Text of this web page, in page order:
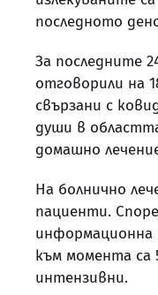
последното
За последните
отговорили на
свързани с
души в
домашно
На болнично
пациенти.
информационна
към момента са
интензивни.